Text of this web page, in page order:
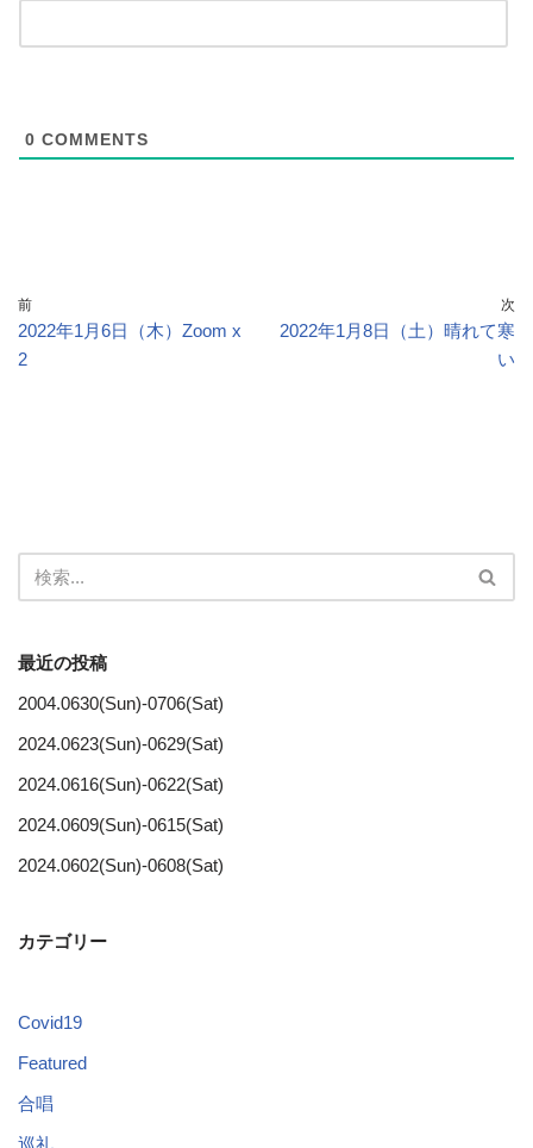
0 COMMENTS
前
2022年1月6日（木）Zoom x
2
次
2022年1月8日（土）晴れて寒
い
最近の投稿
2004.0630(Sun)-0706(Sat)
2024.0623(Sun)-0629(Sat)
2024.0616(Sun)-0622(Sat)
2024.0609(Sun)-0615(Sat)
2024.0602(Sun)-0608(Sat)
カテゴリー
Covid19
Featured
合唱
巡礼